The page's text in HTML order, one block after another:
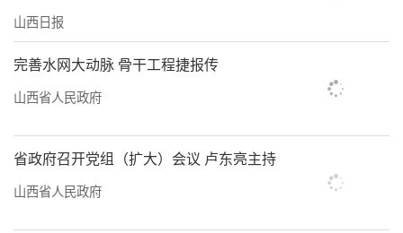
山西日报
完善水网大动脉 骨干工程捷报传
山西省人民政府
省政府召开党组（扩大）会议 卢东亮主持
山西省人民政府